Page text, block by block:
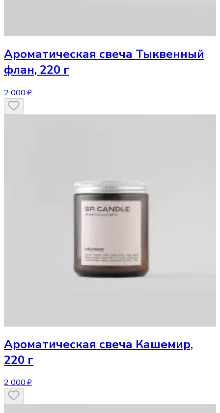
Ароматическая свеча Тыквенный
флан, 220 г
2 000 ₽
Ароматическая свеча Кашемир,
220 г
2 000 ₽